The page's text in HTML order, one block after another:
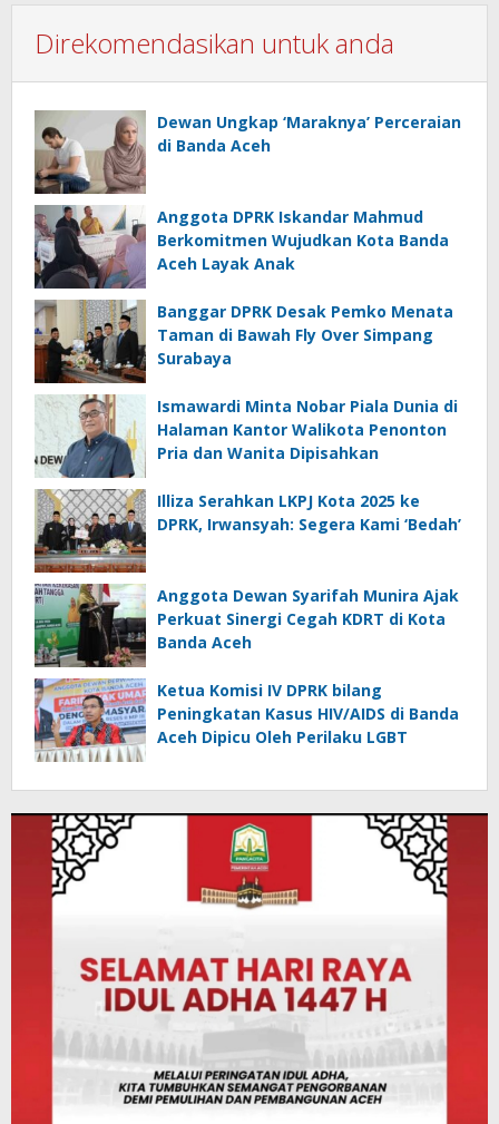
Direkomendasikan untuk anda
Dewan Ungkap ‘Maraknya’ Perceraian
di Banda Aceh
Anggota DPRK Iskandar Mahmud
Berkomitmen Wujudkan Kota Banda
Aceh Layak Anak
Banggar DPRK Desak Pemko Menata
Taman di Bawah Fly Over Simpang
Surabaya
Ismawardi Minta Nobar Piala Dunia di
Halaman Kantor Walikota Penonton
Pria dan Wanita Dipisahkan
Illiza Serahkan LKPJ Kota 2025 ke
DPRK, Irwansyah: Segera Kami ‘Bedah’
Anggota Dewan Syarifah Munira Ajak
Perkuat Sinergi Cegah KDRT di Kota
Banda Aceh
Ketua Komisi IV DPRK bilang
Peningkatan Kasus HIV/AIDS di Banda
Aceh Dipicu Oleh Perilaku LGBT